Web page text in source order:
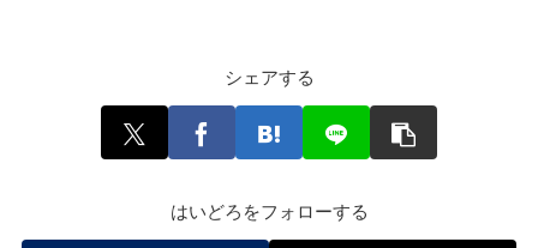
シェアする
はいどろをフォローする